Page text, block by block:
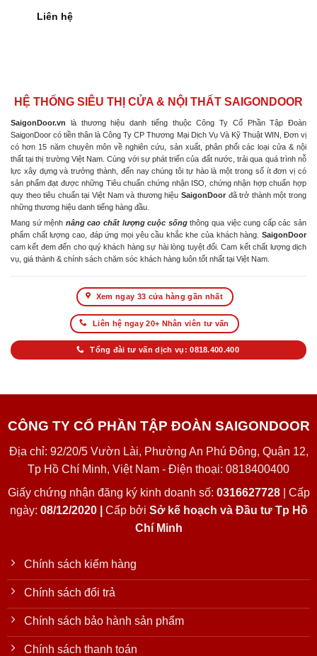
Liên hệ
HỆ THỐNG SIÊU THỊ CỬA & NỘI THẤT SAIGONDOOR
SaigonDoor.vn là thương hiệu danh tiếng thuộc Công Ty Cổ Phần Tập Đoàn
SaigonDoor có tiền thân là Công Ty CP Thương Mại Dịch Vụ Và Kỹ Thuật WIN, Đơn vị
có hơn 15 năm chuyên môn về nghiên cứu, sản xuất, phân phối các loại cửa & nội
thất tại thị trường Việt Nam. Cùng với sự phát triển của đất nước, trải qua quá trình nỗ
lực xây dựng và trưởng thành, đến nay chúng tôi tự hào là một trong số ít đơn vị có
sản phẩm đạt được những Tiêu chuẩn chứng nhận ISO, chứng nhận hợp chuẩn hợp
quy theo tiêu chuẩn tại Việt Nam và thương hiệu SaigonDoor đã trở thành một trong
những thương hiệu danh tiếng hàng đầu.
Mang sứ mệnh nâng cao chất lượng cuộc sốngthông qua việc cung cấp các sản
phẩm chất lượng cao, đáp ứng mọi yêu cầu khắc khe của khách hàng. SaigonDoor
cam kết đem đến cho quý khách hàng sự hài lòng tuyệt đối. Cam kết chất lượng dịch
vụ, giá thành & chính sách chăm sóc khách hàng luôn tốt nhất tại Việt Nam.
Xem ngay 33 cửa hàng gần nhất
Liên hệ ngay 20+ Nhân viên tư vấn
Tổng đài tư vấn dịch vụ: 0818.400.400
CÔNG TY CỔ PHẦN TẬP ĐOÀN SAIGONDOOR
Địa chỉ: 92/20/5 Vườn Lài, Phường An Phú Đông, Quận 12,
Tp Hồ Chí Minh, Việt Nam - Điện thoại: 0818400400
Giấy chứng nhận đăng ký kinh doanh số: 0316627728| Cấp
ngày: 08/12/2020 | Cấp bởi Sở kế hoạch và Đầu tư Tp Hồ
Chí Minh
Chính sách kiểm hàng
Chính sách đổi trả
Chính sách bảo hành sản phẩm
Chính sách thanh toán